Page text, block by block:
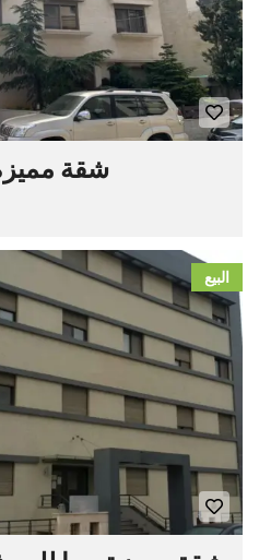
شقة
البيع